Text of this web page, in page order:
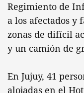
Regimiento de
a los afectados y
zonas de difícil
y un camión de
En Jujuy, 41
alojadas en el